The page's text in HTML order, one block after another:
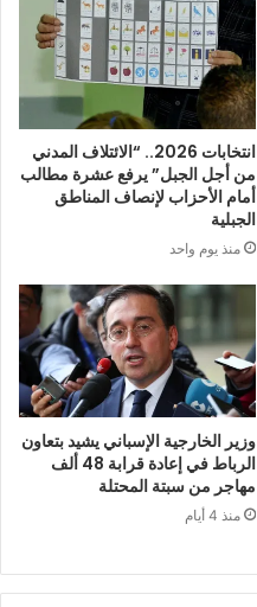
انتخابات 2026.. “الائتلاف المدني
من أجل الجبل” يرفع عشرة مطالب
أمام الأحزاب لإنصاف المناطق
الجبلية
منذ يوم واحد
وزير الخارجية الإسباني يشيد بتعاون
الرباط في إعادة قرابة 48 ألف
مهاجر من سبتة المحتلة
منذ 4 أيام